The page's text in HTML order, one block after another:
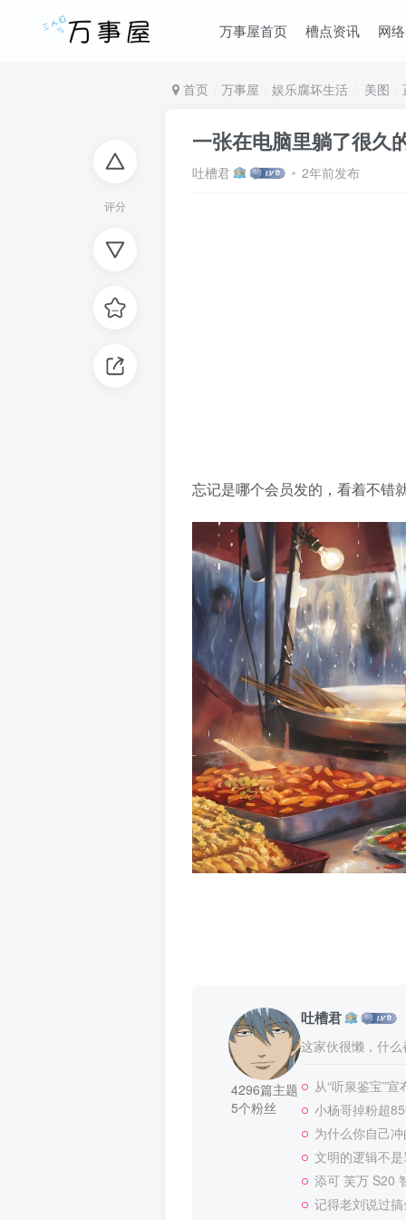
万事屋首页 槽点资讯 网
评分
首页 万事屋 娱乐腐坏生活 美图
一张在电脑里躺了很久
吐槽君 2年前发布
忘记是哪个会员发的，看着不错
4296篇主题
5个粉丝
吐槽君
这家伙很懒，什
从“听泉鉴宝”
小杨哥掉粉超
为什么你自己
文明的逻辑不
添可 芙万 S20
记得老刘说过